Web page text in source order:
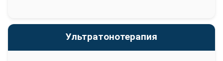
Ультратонотерапия